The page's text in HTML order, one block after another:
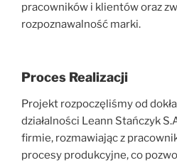
pracowników i klientów oraz
rozpoznawalność marki.
Proces Realizacji
Projekt rozpoczęliśmy od
działalności Leann Stańczyk
firmie, rozmawiając z
procesy produkcyjne, co